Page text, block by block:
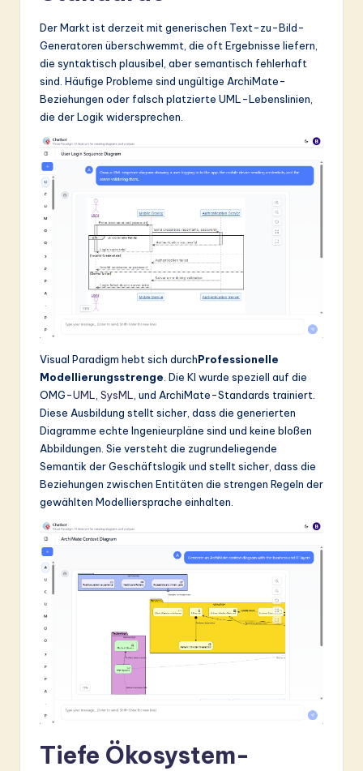
Der Markt ist derzeit mit generischen Text-zu-Bild-
Generatoren überschwemmt, die oft Ergebnisse liefern,
die syntaktisch plausibel, aber semantisch fehlerhaft
sind. Häufige Probleme sind ungültige ArchiMate-
Beziehungen oder falsch platzierte UML-Lebenslinien,
die der Logik widersprechen.
Visual Paradigm hebt sich durchProfessionelle
Modellierungsstrenge. Die KI wurde speziell auf die
OMG-UML, SysML, und ArchiMate-Standards trainiert.
Diese Ausbildung stellt sicher, dass die generierten
Diagramme echte Ingenieurpläne sind und keine bloßen
Abbildungen. Sie versteht die zugrundeliegende
Semantik der Geschäftslogik und stellt sicher, dass die
Beziehungen zwischen Entitäten die strengen Regeln der
gewählten Modelliersprache einhalten.
Tiefe Ökosystem-